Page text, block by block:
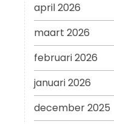
april 2026
maart 2026
februari 2026
januari 2026
december 2025